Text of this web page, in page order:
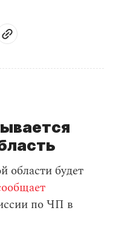
области будет
по ЧП в